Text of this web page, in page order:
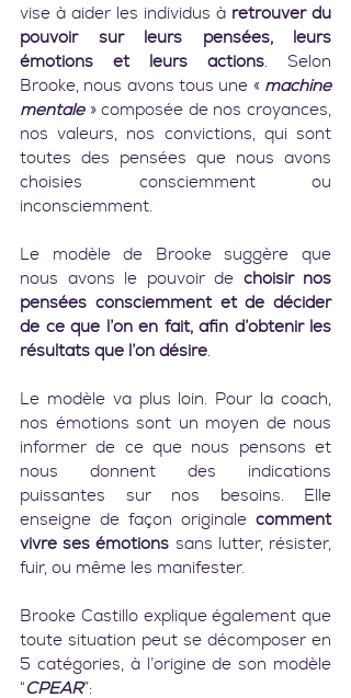
vise à aider les individus à retrouver du
pouvoir sur leurs pensées, leurs
émotions et leurs actions. Selon
Brooke, nous avons tous une « machine
mentale » composée de nos croyances,
nos valeurs, nos convictions, qui sont
toutes des pensées que nous avons
choisies consciemment ou
inconsciemment.
Le modèle de Brooke suggère que
nous avons le pouvoir de choisir nos
pensées consciemment et de décider
de ce que l’on en fait, afin d’obtenir les
résultats que l’on désire.
Le modèle va plus loin. Pour la coach,
nos émotions sont un moyen de nous
informer de ce que nous pensons et
nous donnent des indications
puissantes sur nos besoins. Elle
enseigne de façon originale comment
vivre ses émotions sans lutter, résister,
fuir, ou même les manifester.
Brooke Castillo explique également que
toute situation peut se décomposer en
5 catégories, à l’origine de son modèle
“ CPEAR”: